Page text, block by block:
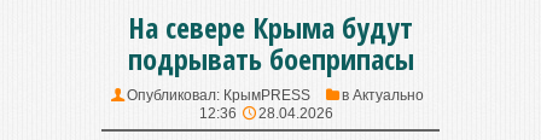
На севере Крыма будут
подрывать боеприпасы
Опубликовал: КрымPRESS в Актуально
12:36
28.04.2026